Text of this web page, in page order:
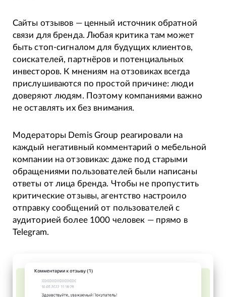
Сайты отзывов — ценный источник обратной
связи для бренда. Любая критика там может
быть стоп-сигналом для будущих клиентов,
соискателей, партнёров и потенциальных
инвесторов. К мнениям на отзовиках всегда
прислушиваются по простой причине: люди
доверяют людям. Поэтому компаниями важно
не оставлять их без внимания.
Модераторы Demis Group реагировали на
каждый негативный комментарий о мебельной
компании на отзовиках: даже под старыми
обращениями пользователей были написаны
ответы от лица бренда. Чтобы не пропустить
критические отзывы, агентство настроило
отправку сообщений от пользователей с
аудиторией более 1000 человек — прямо в
Telegram.